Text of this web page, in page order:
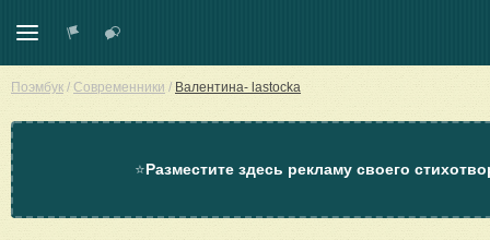
Поэмбук / Современники / Валентина- lastocka
⭐Разместите здесь рекламу своего